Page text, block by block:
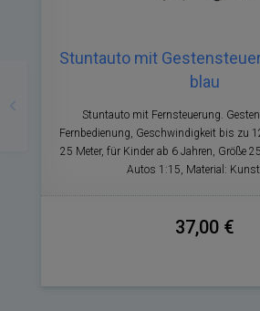
Stuntauto mit
blau
Stuntauto mit Fernsteuerung.
Fernbedienung, Geschwindigkeit bis zu
25 Meter, für Kinder ab 6 Jahren, Größe
Autos 1:15, Material:
37,00 €